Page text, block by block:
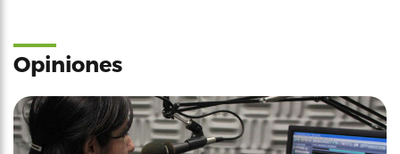
Opiniones